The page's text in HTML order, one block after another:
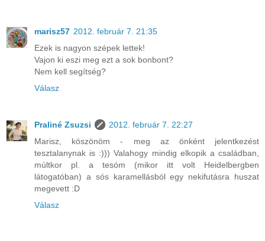
marisz57 2012. február 7. 21:35
Ezek is nagyon szépek lettek!
Vajon ki eszi meg ezt a sok bonbont?
Nem kell segítség?
Válasz
Praliné Zsuzsi
2012. február 7. 22:27
Marisz, köszönöm - meg az önként jelentkezést
tesztalanynak is :))) Valahogy mindig elkopik a családban,
múltkor pl. a tesóm (mikor itt volt Heidelbergben
látogatóban) a sós karamellásból egy nekifutásra huszat
megevett :D
Válasz